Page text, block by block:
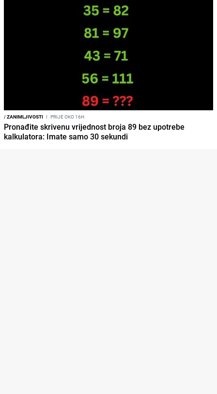
/ZANIMLJIVOSTI I PRIJE OKO 16H
Pronađite skrivenu vrijednost broja 89 bez upotrebe
kalkulatora: Imate samo 30 sekundi